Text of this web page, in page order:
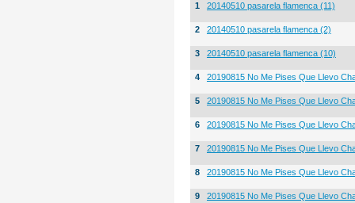
1 20140510 pasarela flamenca (11)
2 20140510 pasarela flamenca (2)
3 20140510 pasarela flamenca (10)
4 20190815 No Me Pises Que Llevo
5 20190815 No Me Pises Que Llevo
6 20190815 No Me Pises Que Llevo
7 20190815 No Me Pises Que Llevo
8 20190815 No Me Pises Que Llevo
9 20190815 No Me Pises Que Llevo